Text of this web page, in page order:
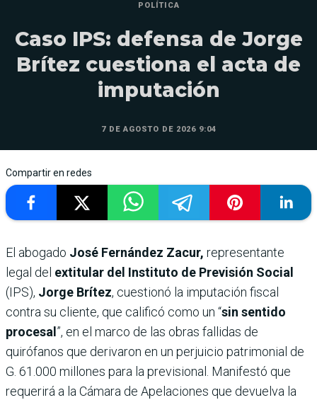
POLÍTICA
Caso IPS: defensa de Jorge
Brítez cuestiona el acta de
imputación
7 DE AGOSTO DE 2026 9:04
Compartir en redes
El abogado José Fernández Zacur, representante
legal del extitular del Instituto de Previsión Social
(IPS), Jorge Brítez, cuestionó la imputación fiscal
contra su cliente, que calificó como un “sin sentido
procesal ”, en el marco de las obras fallidas de
quirófanos que derivaron en un perjuicio patrimonial de
G. 61.000 millones para la previsional. Manifestó que
requerirá a la Cámara de Apelaciones que devuelva la